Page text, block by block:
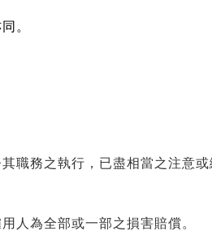
。
職務之執行，已盡相當之注意或
人為全部或一部之損害賠償。